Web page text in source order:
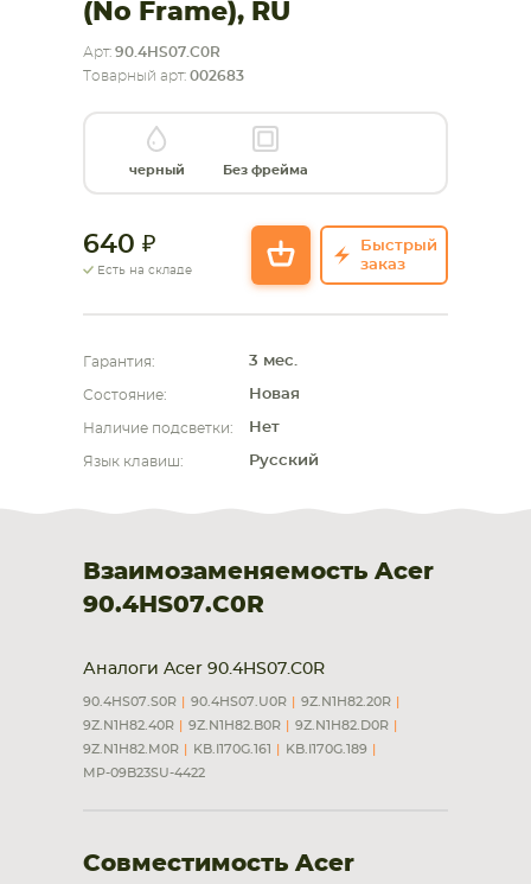
СМАРТФОНА КОМПЛЕКТУЮЩИЕ
(No Frame), RU
Арт: 90.4HS07.C0R
Товарный арт: 002683
черный Без фрейма
640
Есть на складе
Быстрый
заказ
Гарантия: 3 мес.
Состояние: Новая
Наличие подсветки: Нет
Язык клавиш: Русский
Взаимозаменяемость Acer
90.4HS07.C0R
Аналоги Acer 90.4HS07.C0R
90.4HS07.S0R 90.4HS07.U0R
9Z.N1H82.20R
9Z.N1H82.40R
9Z.N1H82.B0R
9Z.N1H82.D0R
9Z.N1H82.M0R
KB.I170G.161
KB.I170G.189
MP-09B23SU-4422
Совместимость Acer